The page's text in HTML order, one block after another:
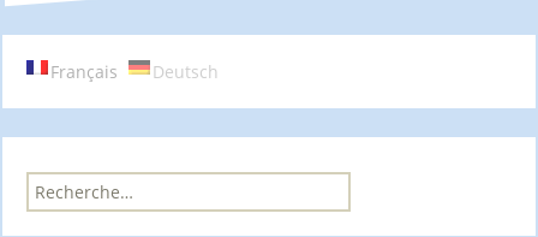
articles
Français Deutsch
R
e